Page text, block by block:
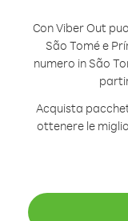
Con Viber Out
São Tomé e
numero in São
Acquista
ottenere le